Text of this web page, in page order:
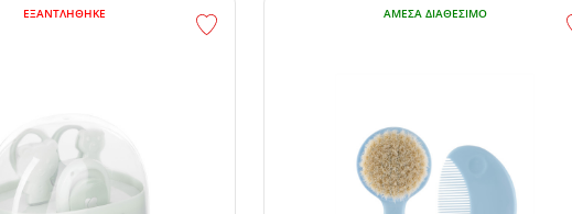
ΕΞΑΝΤΛΉΘΗΚΕ ΆΜΕΣΑ ΔΙΑΘΈΣΙΜΟ